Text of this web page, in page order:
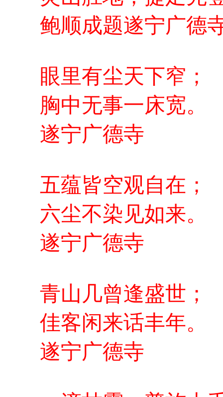
鲍顺成题遂宁广德
眼里有尘天下窄；
胸中无事一床宽。
遂宁广德寺
五蕴皆空观自在；
六尘不染见如来。
遂宁广德寺
青山几曾逢盛世；
佳客闲来话丰年。
遂宁广德寺